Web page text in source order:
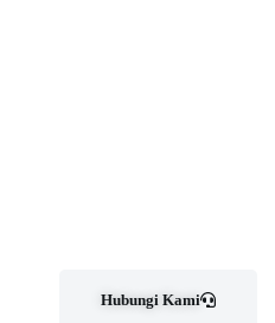
Hubungi Kami